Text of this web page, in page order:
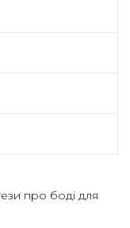
про боді для